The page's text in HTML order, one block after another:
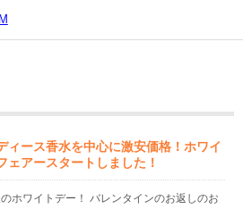
ィース香水を中心に激安価格！ホワイ
ェアースタートしました！
ホワイトデー！ バレンタインのお返しのお